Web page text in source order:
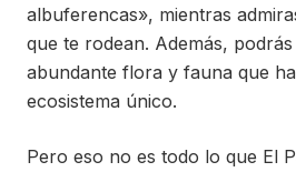
albuferencas», mientras
que te rodean. Además,
abundante flora y fauna que
ecosistema único.
Pero eso no es todo lo que El